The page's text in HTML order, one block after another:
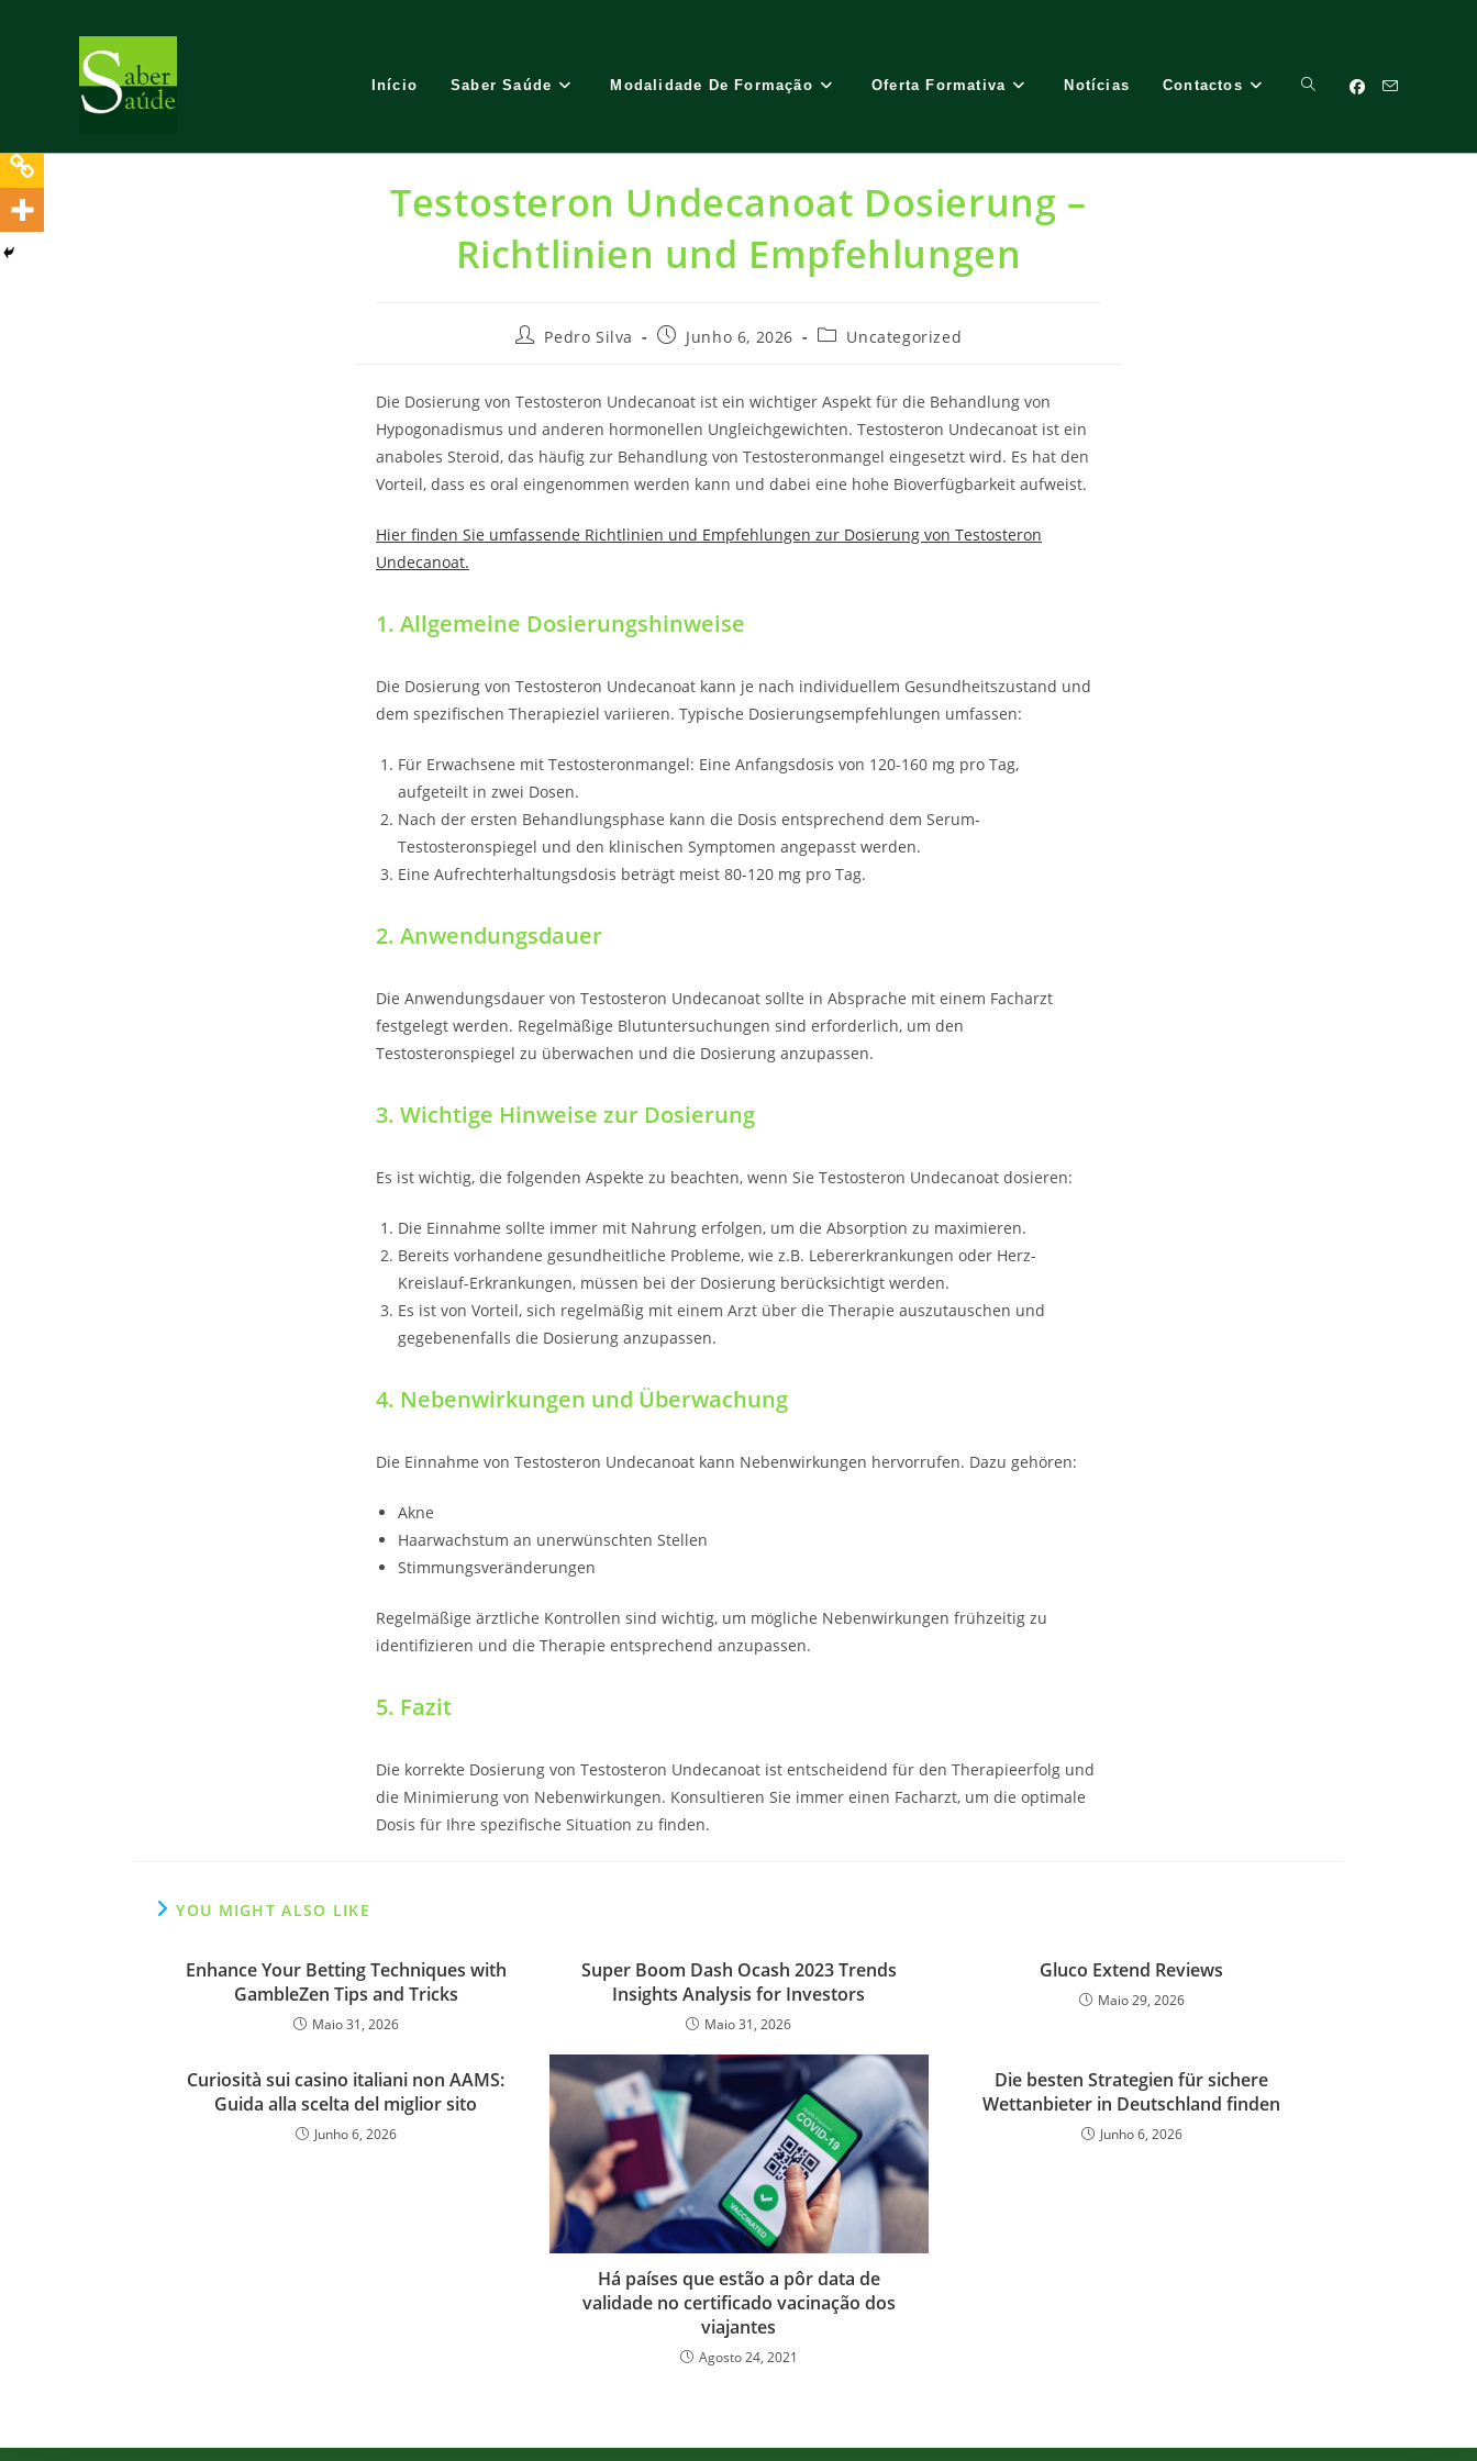
Início Saber Saúde Modalidade De Formação Oferta Formativa Notícias Contactos Toggle
Testosteron Undecanoat Dosierung –
Richtlinien und Empfehlungen
PostPedro Silva
PostJunho 6, 2026
PostUncategorized
Die Dosierung von Testosteron Undecanoat ist ein wichtiger Aspekt für die Behandlung von
Hypogonadismus und anderen hormonellen Ungleichgewichten. Testosteron Undecanoat ist ein
anaboles Steroid, das häufig zur Behandlung von Testosteronmangel eingesetzt wird. Es hat den
Vorteil, dass es oral eingenommen werden kann und dabei eine hohe Bioverfügbarkeit aufweist.
Hier finden Sie umfassende Richtlinien und Empfehlungen zur Dosierung von Testosteron
Undecanoat.
1. Allgemeine Dosierungshinweise
Die Dosierung von Testosteron Undecanoat kann je nach individuellem Gesundheitszustand und
dem spezifischen Therapieziel variieren. Typische Dosierungsempfehlungen umfassen:
Für Erwachsene mit Testosteronmangel: Eine Anfangsdosis von 120-160 mg pro Tag,
aufgeteilt in zwei Dosen.
Nach der ersten Behandlungsphase kann die Dosis entsprechend dem Serum-
Testosteronspiegel und den klinischen Symptomen angepasst werden.
Eine Aufrechterhaltungsdosis beträgt meist 80-120 mg pro Tag.
2. Anwendungsdauer
Die Anwendungsdauer von Testosteron Undecanoat sollte in Absprache mit einem Facharzt
festgelegt werden. Regelmäßige Blutuntersuchungen sind erforderlich, um den
Testosteronspiegel zu überwachen und die Dosierung anzupassen.
3. Wichtige Hinweise zur Dosierung
Es ist wichtig, die folgenden Aspekte zu beachten, wenn Sie Testosteron Undecanoat dosieren:
Die Einnahme sollte immer mit Nahrung erfolgen, um die Absorption zu maximieren.
Bereits vorhandene gesundheitliche Probleme, wie z.B. Lebererkrankungen oder Herz-
Kreislauf-Erkrankungen, müssen bei der Dosierung berücksichtigt werden.
Es ist von Vorteil, sich regelmäßig mit einem Arzt über die Therapie auszutauschen und
gegebenenfalls die Dosierung anzupassen.
4. Nebenwirkungen und Überwachung
Die Einnahme von Testosteron Undecanoat kann Nebenwirkungen hervorrufen. Dazu gehören:
Akne
Haarwachstum an unerwünschten Stellen
Stimmungsveränderungen
Regelmäßige ärztliche Kontrollen sind wichtig, um mögliche Nebenwirkungen frühzeitig zu
identifizieren und die Therapie entsprechend anzupassen.
5. Fazit
Die korrekte Dosierung von Testosteron Undecanoat ist entscheidend für den Therapieerfolg und
die Minimierung von Nebenwirkungen. Konsultieren Sie immer einen Facharzt, um die optimale
Dosis für Ihre spezifische Situation zu finden.
YOU MIGHT ALSO LIKE
Enhance Your Betting Techniques with
GambleZen Tips and Tricks
Maio 31, 2026
Super Boom Dash Ocash 2023 Trends
Insights Analysis for Investors
Maio 31, 2026
Gluco Extend Reviews
Maio 29, 2026
Curiosità sui casino italiani non AAMS:
Guida alla scelta del miglior sito
Junho 6, 2026
Há países que estão a pôr data de
validade no certificado vacinação dos
viajantes
Agosto 24, 2021
Die besten Strategien für sichere
Wettanbieter in Deutschland finden
Junho 6, 2026